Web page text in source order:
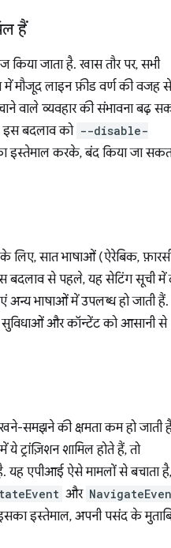
हैं
जाता है. खास तौर पर, सभी
में मौजूद लाइन फ़ीड वर्ण की वजह
वाले व्यवहार की संभावना बढ़
इस बदलाव को --disable-
इस्तेमाल करके, बंद किया जा
लिए, सात भाषाओं (ऐरेबिक,
बदलाव से पहले, यह सेटिंग सूची में
भाषाओं में उपलब्ध हो जाती हैं.
सुविधाओं और कॉन्टेंट को आसानी से
समझने की क्षमता कम हो जाती
शामिल होते हैं, तो
यह एपीआई ऐसे मामलों से बचाता है,
और
इस्तेमाल, अपनी पसंद के